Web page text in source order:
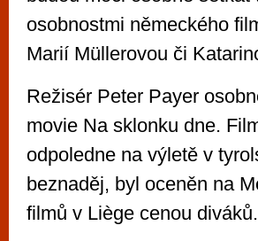
osobnostmi německého
Marií Müllerovou či
Režisér Peter Payer
movie Na sklonku dne.
odpoledne na výletě v
beznaděj, byl oceněn na
filmů v Liège cenou diváků.